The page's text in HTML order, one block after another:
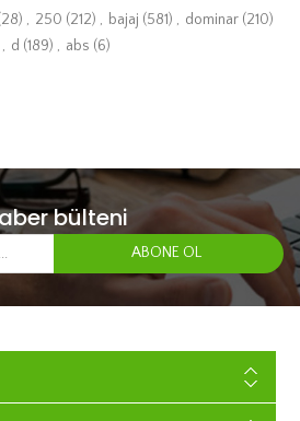
, 250 (212) , bajaj (581) , dominar (210)
, d (189) , abs (6)
bülteni